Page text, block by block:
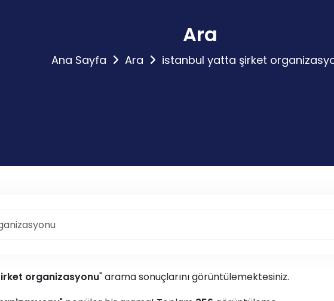
Ara
Ana Sayfa Ara istanbul yatta şirket
organizasyonu" arama sonuçlarını görüntülemektesiniz.